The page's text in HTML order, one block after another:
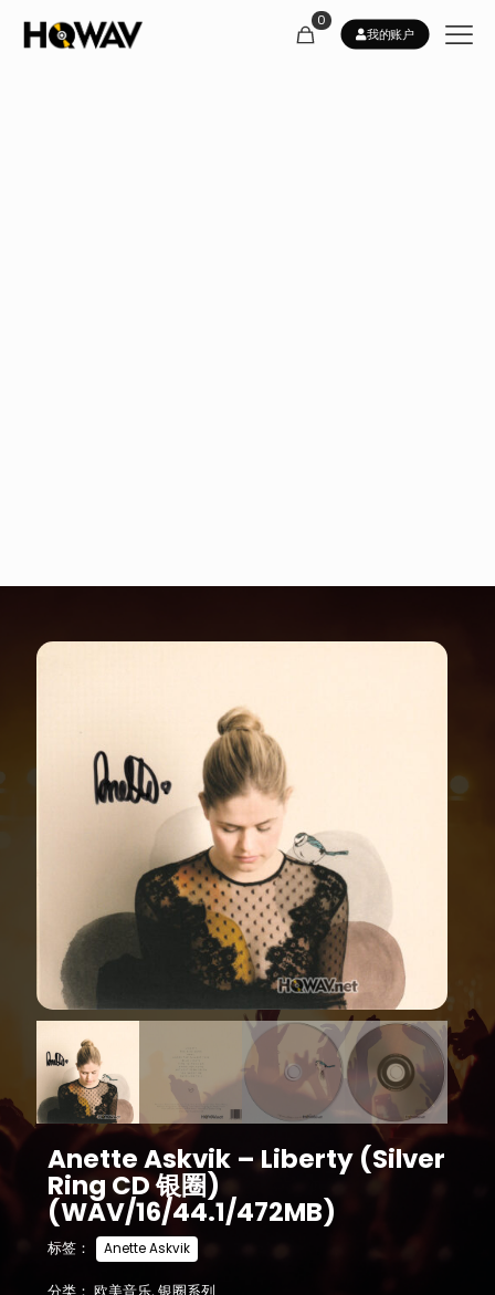
0
我的账户
Anette Askvik – Liberty (Silver
Ring CD 银圈)
(WAV/16/44.1/472MB)
标签： Anette Askvik